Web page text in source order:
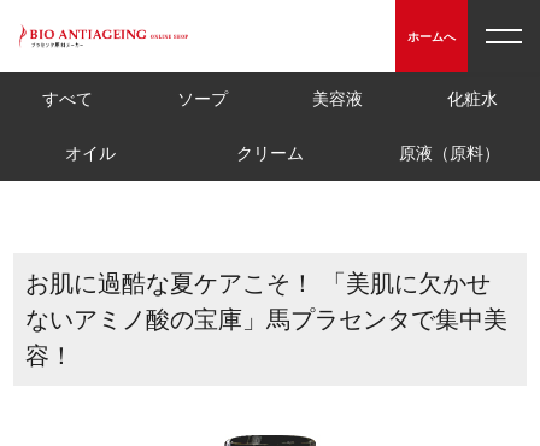
ホームへ
すべて ソープ 美容液 化粧水
オイル クリーム 原液（原料）
お肌に過酷な夏ケアこそ！ 「美肌に欠かせ
ないアミノ酸の宝庫」馬プラセンタで集中美
容！